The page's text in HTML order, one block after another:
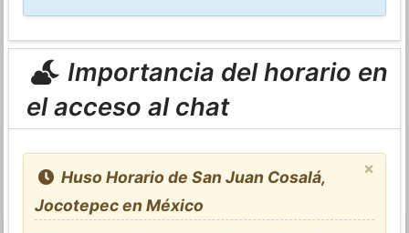
Importancia del horario en
el acceso al chat
×
Huso Horario de San Juan Cosalá,
Jocotepec en México